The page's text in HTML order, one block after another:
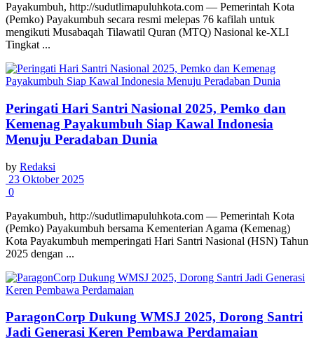
Payakumbuh, http://sudutlimapuluhkota.com — Pemerintah Kota
(Pemko) Payakumbuh secara resmi melepas 76 kafilah untuk
mengikuti Musabaqah Tilawatil Quran (MTQ) Nasional ke-XLI
Tingkat ...
Peringati Hari Santri Nasional 2025, Pemko dan
Kemenag Payakumbuh Siap Kawal Indonesia
Menuju Peradaban Dunia
by Redaksi
23 Oktober 2025
0
Payakumbuh, http://sudutlimapuluhkota.com — Pemerintah Kota
(Pemko) Payakumbuh bersama Kementerian Agama (Kemenag)
Kota Payakumbuh memperingati Hari Santri Nasional (HSN) Tahun
2025 dengan ...
ParagonCorp Dukung WMSJ 2025, Dorong Santri
Jadi Generasi Keren Pembawa Perdamaian